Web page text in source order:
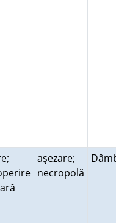
aşezare;
necropolă